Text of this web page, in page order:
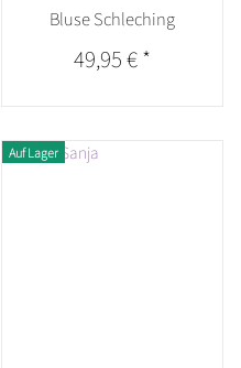
Bluse Schleching
49,95 €*
Auf Lager